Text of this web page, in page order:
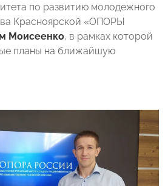
по развитию молодежного
Красноярской «ОПОРЫ
Моисеенко, в рамках которой
планы на ближайшую